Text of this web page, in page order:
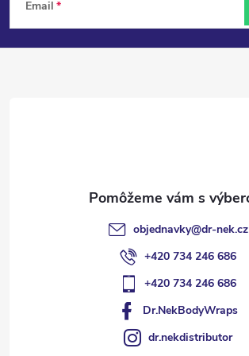
á
Email
objednavky@dr-nek.cz
+420 734 246 686
+420 734 246 686
Dr.NekBodyWraps
dr.nekdistributor